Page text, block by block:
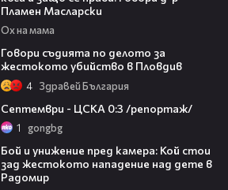
Пламен Масларски
Ох на мама
Говори съдията по делото за
жестокото убийство в Пловдив
4 Здравей България
Септември - ЦСКА 0:3 /репортаж/
1 gongbg
Бой и унижение пред камера: Кой стои
зад жестокото нападение над дете в
Радомир